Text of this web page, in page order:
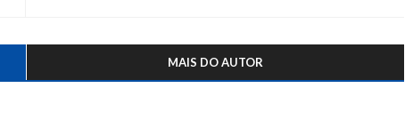
MAIS DO AUTOR